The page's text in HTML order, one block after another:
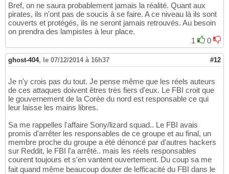
Bref, on ne saura probablement jamais la réalité. Quant aux
pirates, ils n'ont pas de soucis à se faire. A ce niveau là ils sont
couverts et protégés, ils ne seront jamais retrouvés. Au besoin
on prendra des lampistes à leur place.
1
0
ghost-404, le 07/12/2014 à 16h37 #12
Je n'y crois pas du tout. Je pense même que les réels auteurs
de ces attaques doivent êtres très fiers d'eux. Le FBI croit que
le gouvernement de la Corée du nord est responsable ce qui
leur laisse les mains libres.
Sa me rappelles l'affaire Sony/lizard squad.. Le FBI avais
promis d'arrêter les responsables de ce groupe et au final, un
membre proche du groupe a été dénoncé par d'autres hackers
sur Reddit, le FBI l'a arrêté.. mais les réels responsables
courent toujours et s'en vantent ouvertement. Du coup sa me
fait quand même beaucoup douter de lefficacité du FBI dans le